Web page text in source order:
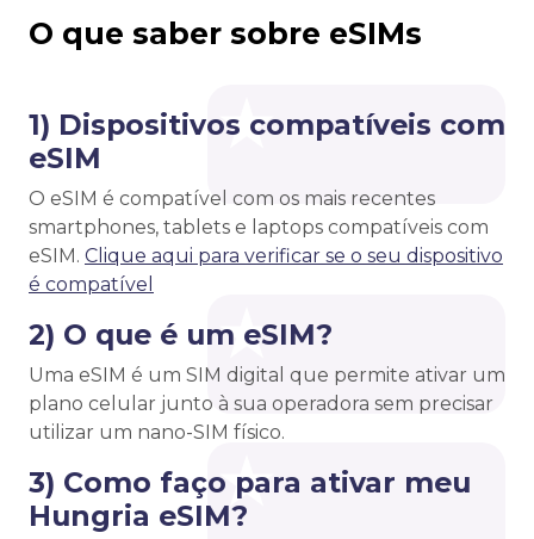
O que saber sobre eSIMs
1) Dispositivos compatíveis com
eSIM
O eSIM é compatível com os mais recentes
smartphones, tablets e laptops compatíveis com
eSIM. Clique aqui para verificar se o seu dispositivo
é compatível
2) O que é um eSIM?
Uma eSIM é um SIM digital que permite ativar um
plano celular junto à sua operadora sem precisar
utilizar um nano-SIM físico.
3) Como faço para ativar meu
Hungria eSIM?